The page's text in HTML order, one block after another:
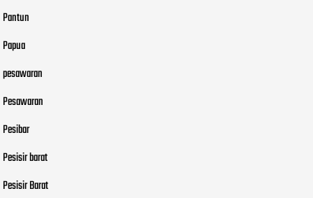
Pantun
Papua
pesawaran
Pesawaran
Pesibar
Pesisir barat
Pesisir Barat